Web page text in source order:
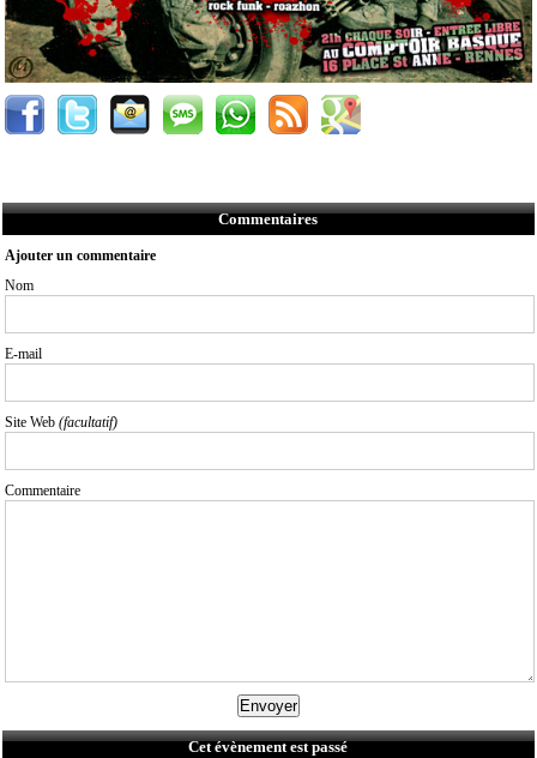
Commentaires
Ajouter un commentaire
Nom
E-mail
Site Web (facultatif)
Commentaire
Cet évènement est passé